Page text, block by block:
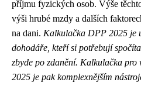
příjmu fyzických osob. Výše
výši hrubé mzdy a dalších
na dani. Kalkulačka DPP 2025 je
dohodáře, kteří si potřebují
zbyde po zdanění. Kalkulačka pro
2025 je pak komplexnějším